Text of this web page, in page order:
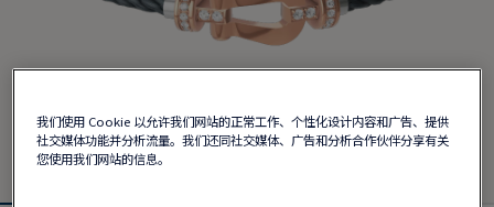
我们使用 Cookie 以允许我们网站的正常工作、个性化设计内容和广告、提供
社交媒体功能并分析流量。我们还同社交媒体、广告和分析合作伙伴分享有关
您使用我们网站的信息。